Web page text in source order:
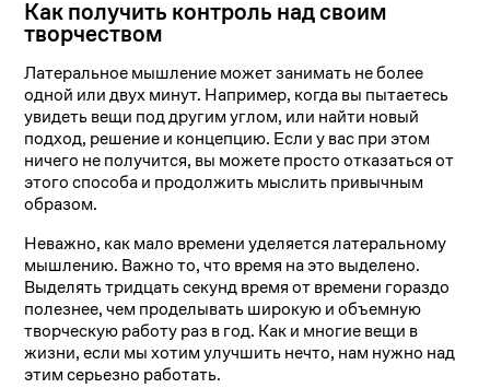
Как получить контроль над своим
творчеством
Латеральное мышление может занимать не более
одной или двух минут. Например, когда вы пытаетесь
увидеть вещи под другим углом, или найти новый
подход, решение и концепцию. Если у вас при этом
ничего не получится, вы можете просто отказаться от
этого способа и продолжить мыслить привычным
образом.
Неважно, как мало времени уделяется латеральному
мышлению. Важно то, что время на это выделено.
Выделять тридцать секунд время от времени гораздо
полезнее, чем проделывать широкую и объемную
творческую работу раз в год. Как и многие вещи в
жизни, если мы хотим улучшить нечто, нам нужно над
этим серьезно работать.